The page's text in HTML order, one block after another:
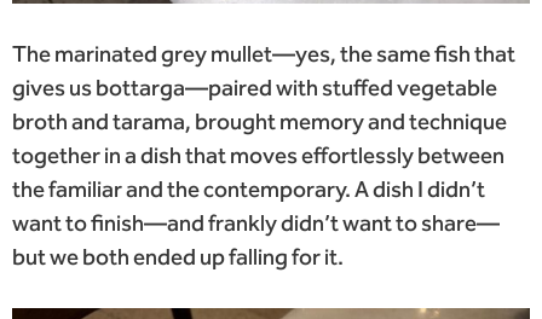
The marinated grey mullet—yes, the same fish that
gives us bottarga—paired with stuffed vegetable
broth and tarama, brought memory and technique
together in a dish that moves effortlessly between
the familiar and the contemporary. A dish I didn’t
want to finish—and frankly didn’t want to share—
but we both ended up falling for it.